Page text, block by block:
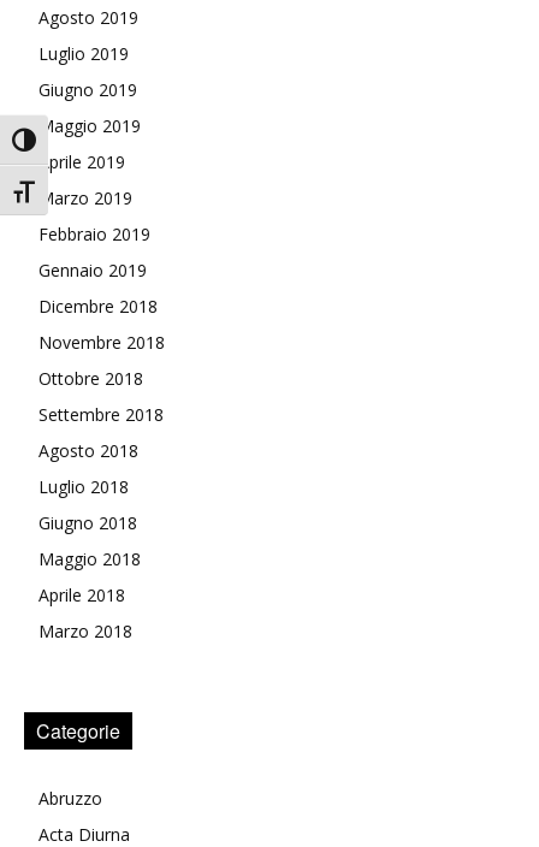
Attiva/disattiva alto contrasto
Attiva/disattiva dimensione testo
Agosto 2019
Luglio 2019
Giugno 2019
Maggio 2019
Aprile 2019
Marzo 2019
Febbraio 2019
Gennaio 2019
Dicembre 2018
Novembre 2018
Ottobre 2018
Settembre 2018
Agosto 2018
Luglio 2018
Giugno 2018
Maggio 2018
Aprile 2018
Marzo 2018
Categorie
Abruzzo
Acta Diurna